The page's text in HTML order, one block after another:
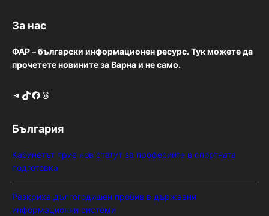
За нас
ФАР – български информационен ресурс. Тук можете да
прочетете новините за Варна и не само.
Telegram TikTok Facebook Threads
България
Кабинетът прие нов статут за професиите в спортната
подготовка
Разкриха дългогодишен пробив в държавни
информационни системи